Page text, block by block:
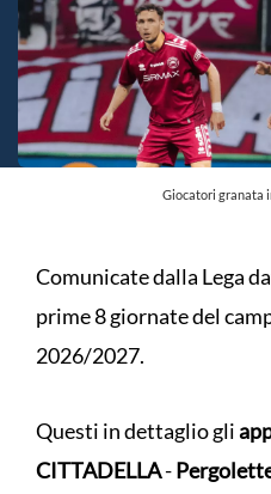
Giocatori granata
Comunicate dalla Lega
prime 8 giornate del
2026/2027.
Questi in dettaglio gli
CITTADELLA-